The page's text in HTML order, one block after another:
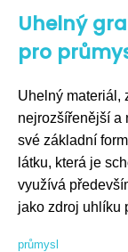
Uhelný
pro
Uhelný materiál,
nejrozšířenější a
své základní
látku, která je
využívá
jako zdroj uhlíku
průmysl